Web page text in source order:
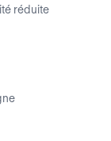
réduite